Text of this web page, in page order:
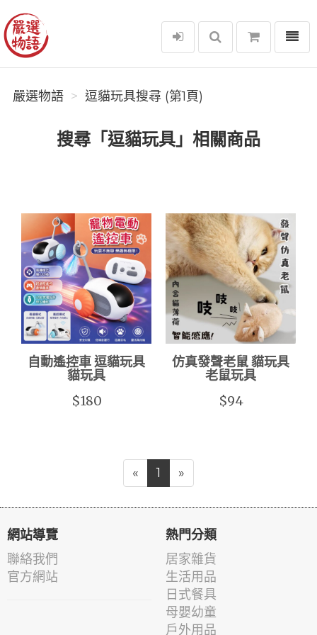
嚴選物語
選單
嚴選物語 逗貓玩具搜尋 (第1頁)
搜尋「逗貓玩具」相關商品
自動遙控車 逗貓玩具
貓玩具
$180
仿真發聲老鼠 貓玩具
老鼠玩具
$94
« 1 »
網站導覽
聯絡我們
官方網站
熱門分類
居家雜貨
生活用品
日式餐具
母嬰幼童
戶外用品